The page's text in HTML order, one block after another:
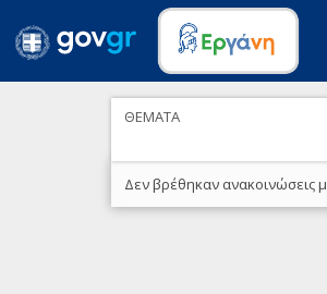
ΘΕΜΑΤΑ
Δεν βρέθηκαν ανακοινώσεις